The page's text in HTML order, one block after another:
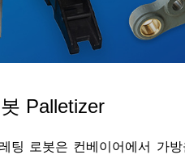
Palletizer
팅 로봇은 컨베이어에서 가